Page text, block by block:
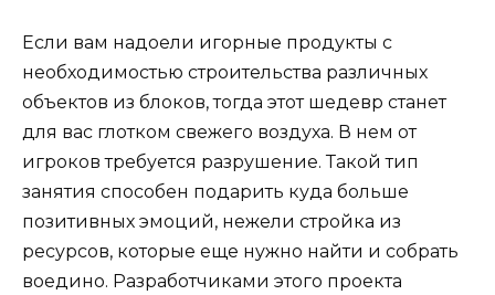
Если вам надоели игорные продукты с
необходимостью строительства различных
объектов из блоков, тогда этот шедевр станет
для вас глотком свежего воздуха. В нем от
игроков требуется разрушение. Такой тип
занятия способен подарить куда больше
позитивных эмоций, нежели стройка из
ресурсов, которые еще нужно найти и собрать
воедино. Разработчиками этого проекта